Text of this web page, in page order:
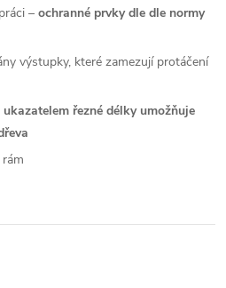
– ochranné prvky dle dle normy
výstupky, které zamezují protáčení
řezné délky umožňuje